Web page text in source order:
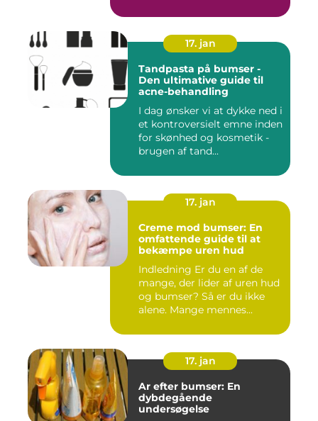
17. jan
Tandpasta på bumser -
Den ultimative guide til
acne-behandling
I dag ønsker vi at dykke ned i
et kontroversielt emne inden
for skønhed og kosmetik -
brugen af tand...
17. jan
Creme mod bumser: En
omfattende guide til at
bekæmpe uren hud
Indledning Er du en af de
mange, der lider af uren hud
og bumser? Så er du ikke
alene. Mange mennes...
17. jan
Ar efter bumser: En
dybdegående
undersøgelse